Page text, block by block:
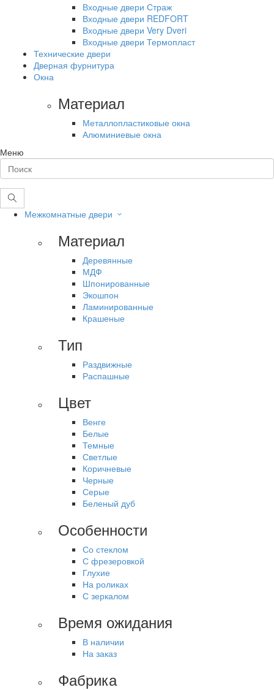
Входные двери Страж
Входные двери REDFORT
Входные двери Very Dveri
Входные двери Термопласт
Технические двери
Дверная фурнитура
Окна
Материал
Металлопластиковые окна
Алюминиевые окна
Меню
Межкомнатные двери
Материал
Деревянные
МДФ
Шпонированные
Экошпон
Ламинированные
Крашеные
Тип
Раздвижные
Распашные
Цвет
Венге
Белые
Темные
Светлые
Коричневые
Черные
Серые
Беленый дуб
Особенности
Со стеклом
С фрезеровкой
Глухие
На роликах
С зеркалом
Время ожидания
В наличии
На заказ
Фабрика